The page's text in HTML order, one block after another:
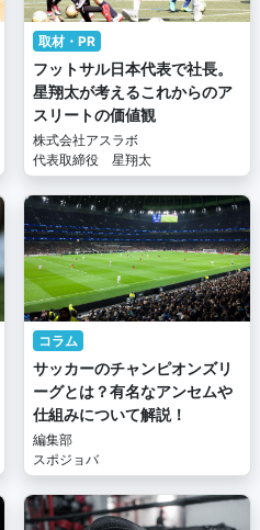
取材・PR
フットサル日本代表で社長。
星翔太が考えるこれからのア
スリートの価値観
株式会社アスラボ
代表取締役 星翔太
コラム
サッカーのチャンピオンズリ
ーグとは？有名なアンセムや
仕組みについて解説！
編集部
スポジョバ